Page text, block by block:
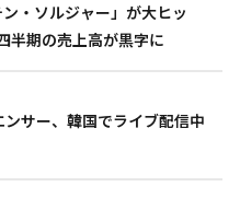
・ソルジャー」が大ヒッ
半期の売上高が黒字に
サー、韓国でライブ配信中